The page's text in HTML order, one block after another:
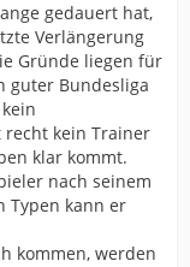
gedauert hat,
Verlängerung
Gründe liegen für
guter Bundesliga
kein Trainer
klar kommt.
nach seinem
Typen kann er
kommen, werden